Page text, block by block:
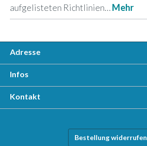
aufgelisteten Richtlinien…Mehr
Adresse
Infos
Kontakt
Bestellung widerrufen